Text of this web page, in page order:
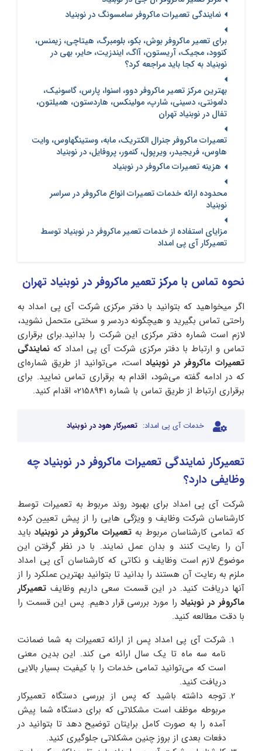
نمایندگی تعمیرات ماکروفر سامسونگ در نوبنیاد
برای تعمیر ماکروفر بوش، بکو، بلومبرگ، هیتاچی، زیمنس،
کنوود، مجیک، آریستون، آاگ، ایندزیت، حایر، بهی در
نوبنیاد به کجا باید مراجعه کرد؟
بهترین مرکز تعمیر ماکروفر دوو، اسنوا، پارس، گاسونیک،
دلمونتی، دسینی، شارپ، مولینکس، هاردستون، همیلتون،
تفال در نوبنیاد تهران
تعمیرات ماکروفر جنرال الکتریک، مابه، وستینگهاوس، وایت
هاوس، فریجیدر، ویرپول، کنمور، پروفایل، در نوبنیاد
هزینه تعمیرات ماکروفر در نوبنیاد
محدوده ارائه خدمات تعمیرات انواع ماکروفر در سراسر
نوبنیاد
مزایای استفاده از خدمات تعمیر ماکروفر در نوبنیاد توسط
تعمیرکار آی پی امداد
نحوه تماس با مرکز تعمیر ماکروفر در نوبنیاد تهران
اگر میخواهید که بتوانید با دفتر مرکزی شرکت آی پی امداد به
راحتی تماس بگیرید و هیچگونه دردسر و سختی متحمل نشوید،
لازم است شماره دفتر مرکزی این شرکت را بدانید.برای برقراری
تماس و ارتباط با دفتر مرکزی شرکت آی پی امداد که نمایندگی
تعمیرات ماکروفر در نوبنیاد است، می‌توانید از طریق شماره‌ای
که در ادامه گفته می‌شود، اقدام به برقراری تماس نمایید. برای
برقراری ارتباط از طریق تماس با شماره 02158941 اقدام کنید.
خدمات آی پی امداد: تعمیرکار هود در نوبنیاد
تعمیرکار نمایندگی تعمیرات ماکروفر در نوبنیاد چه
وظایفی دارد؟
شرکت آی پی امداد برای بهبود روند مربوط به تعمیرات توسط
کارشناسان شرکت وظایف و ویژگی هایی را از پیش تعیین کرده
که تمامی کارشناسان مربوط به تعمیرات ماکروفر در نوبنیاد باید
آن را رعایت کنند و بدان عمل نمایند. با در نظر گرفتن این
موضوع لازم است وظایف و نکاتی که کارشناسان آی پی امداد
ملزم به رعایت آن هستند را بدانید تا بتوانید بهترین عملکرد را از
آنها دریافت کنید. در این قسمت سعی داریم وظایفتعمیرکار
ماکروفر در نوبنیادرا مورد بررسی قرار دهیم. پس این قسمت را
با دقت مطالعه کنید.
شرکت آی پی امداد پس از ارائه تعمیرات به شما ضمانت
نامه سه ماه تا یک سال ارائه می کند. این بدین معنی
است که می‌توانید تمامی خدمات را با کیفیت بسیار بالایی
دریافت کنید.
توجه داشته باشید که پس از بررسی دستگاه تعمیرکار
مربوطه موظف است مشکلاتی که برای دستگاه شما پیش
آمده را به صورت کامل برایتان توضیح دهد تا بتوانید در
دفعات بعدی از بروز چنین مشکلاتی جلوگیری کنید.